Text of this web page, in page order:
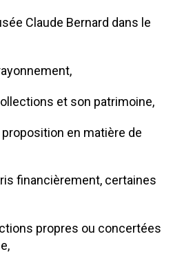
Claude Bernard dans le
et son patrimoine,
en matière de
financièrement, certaines
propres ou concertées